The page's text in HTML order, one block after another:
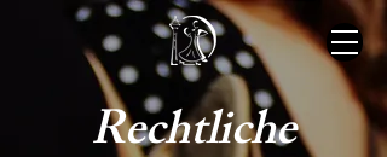
Rechtliche